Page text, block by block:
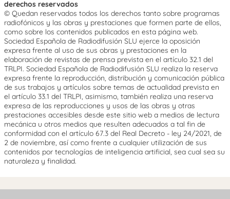
derechos reservados
© Quedan reservados todos los derechos tanto sobre programas
radiofónicos y las obras y prestaciones que formen parte de ellos,
como sobre los contenidos publicados en esta página web.
Sociedad Española de Radiodifusión SLU ejerce la oposición
expresa frente al uso de sus obras y prestaciones en la
elaboración de revistas de prensa prevista en el artículo 32.1 del
TRLPI. Sociedad Española de Radiodifusión SLU realiza la reserva
expresa frente la reproducción, distribución y comunicación pública
de sus trabajos y artículos sobre temas de actualidad prevista en
el artículo 33.1 del TRLPI, asimismo, también realiza una reserva
expresa de las reproducciones y usos de las obras y otras
prestaciones accesibles desde este sitio web a medios de lectura
mecánica u otros medios que resulten adecuados a tal fin de
conformidad con el artículo 67.3 del Real Decreto - ley 24/2021, de
2 de noviembre, así como frente a cualquier utilización de sus
contenidos por tecnologías de inteligencia artificial, sea cual sea su
naturaleza y finalidad.